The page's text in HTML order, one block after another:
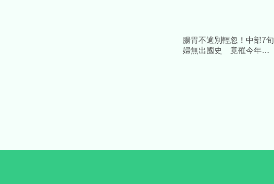
腸胃不適別輕忽！中部7旬
婦無出國史 竟罹今年